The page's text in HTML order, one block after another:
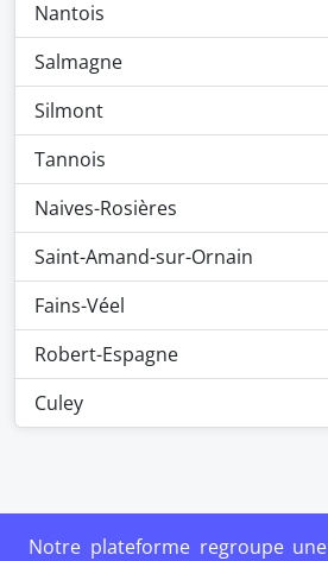
Nantois
Salmagne
Silmont
Tannois
Naives-Rosières
Saint-Amand-sur-Ornain
Fains-Véel
Robert-Espagne
Culey
Notre plateforme regroupe